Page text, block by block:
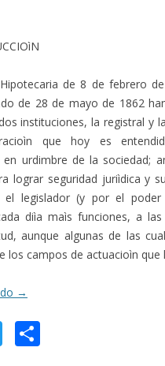
de 8 de febrero
de 28 de mayo de 1862
instituciones, la registral y
que hoy es
urdimbre de la sociedad;
lograr seguridad juriìdica y
el legislador (y por el
diìa maìs funciones, a
aunque algunas de las
los campos de actuacioìn que
→
T